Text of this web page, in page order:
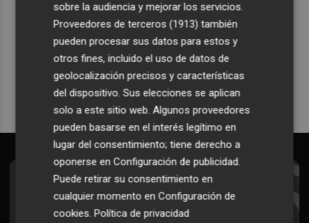
Recibe toda la actualidad de
Plaza Podcast en tu correo
Quiero suscribirme
Suscríbete al Boletín
Todos los días a primera hora en tu email
sobre la audiencia y mejorar los servicios.
Proveedores de terceros (1913) también
pueden procesar sus datos para estos y
otros fines, incluido el uso de datos de
geolocalización precisos y características
del dispositivo. Sus elecciones se aplican
solo a este sitio web. Algunos proveedores
pueden basarse en el interés legítimo en
lugar del consentimiento; tiene derecho a
oponerse enConfiguración de publicidad.
Puede retirar su consentimiento en
cualquier momento enConfiguración de
cookies.Política de privacidad